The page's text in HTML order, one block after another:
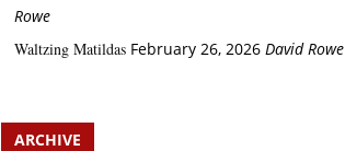
Rowe
Waltzing Matildas February 26, 2026 David Rowe
ARCHIVE